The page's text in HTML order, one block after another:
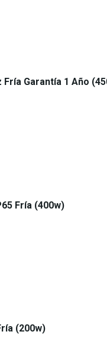
Fría Garantía 1 Año
Fría (400w)
(200w)